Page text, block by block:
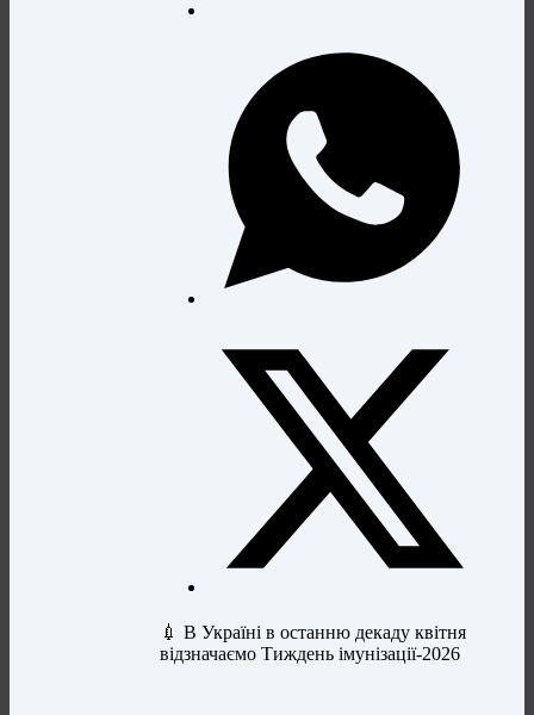
💉 В Україні в останню декаду квітня
відзначаємо Тиждень імунізації-2026